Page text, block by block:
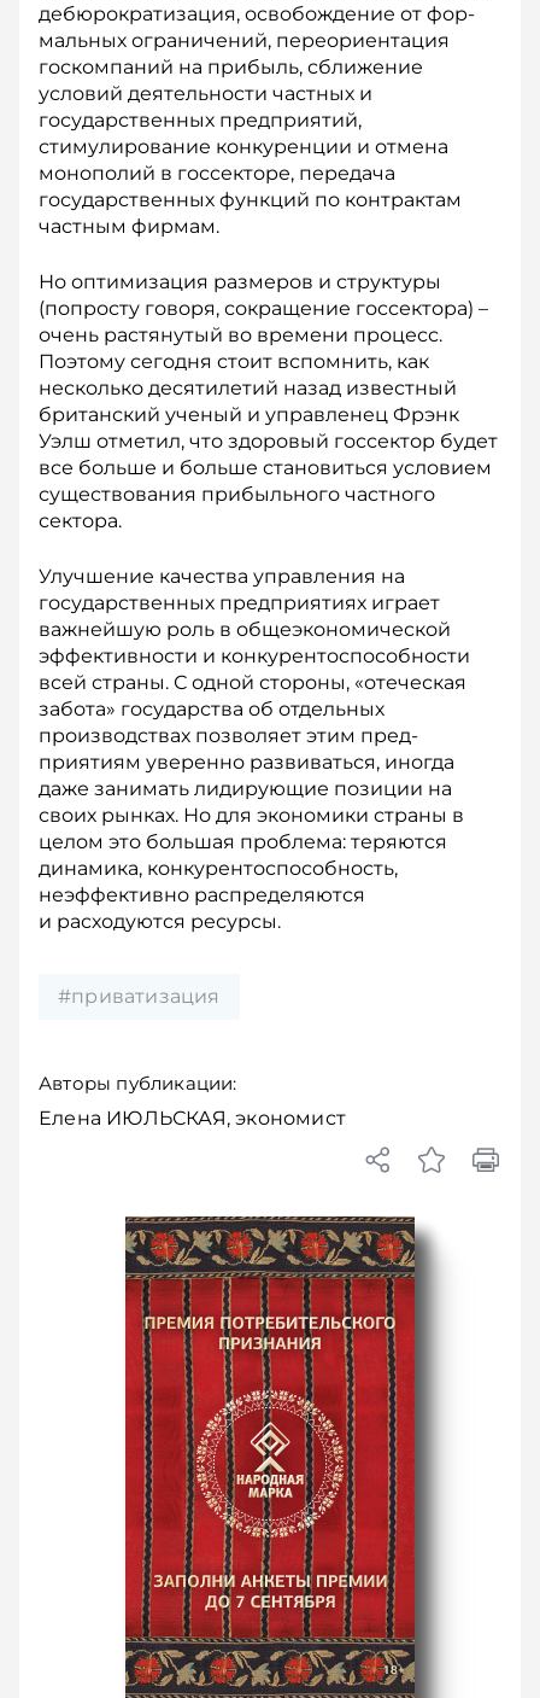
дебюрократизация, освобождение от фор­
мальных ограничений, переориентация
госкомпаний на прибыль, сближение
условий деятельности частных и
государственных пред­приятий,
стимулирование кон­куренции и отмена
монополий в госсекторе, передача
государственных функций по контрактам
част­ным фирмам.
Но оптимизация размеров и структуры
(попросту говоря, со­кращение госсектора) –
очень растянутый во времени процесс.
Поэтому сегодня стоит вспомнить, как
несколько десятилетий назад известный
британский ученый и управленец Фрэнк
Уэлш отметил, что здоровый госсектор будет
все больше и больше становиться условием
существования прибыльного частного
сектора.
Улучшение качества управления на
государственных предприятиях играет
важнейшую роль в общеэкономической
эффективности и конкурентоспособности
всей страны. С одной стороны, «отеческая
забота» государства об отдельных
производствах позволяет этим пред­
приятиям уверенно развиваться, иногда
даже занимать лидирующие позиции на
своих рынках. Но для экономики страны в
целом это большая проблема: теряются
динамика, конкурентоспособность,
неэффективно распределяются
и расходуются ресурсы.
#приватизация
Авторы публикации:
Елена ИЮЛЬСКАЯ, экономист